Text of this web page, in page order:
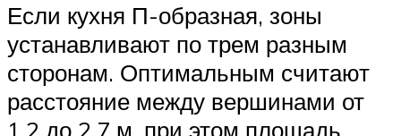
Если кухня П-образная, зоны
устанавливают по трем разным
сторонам. Оптимальным считают
расстояние между вершинами от
1,2 до 2,7 м, при этом площадь